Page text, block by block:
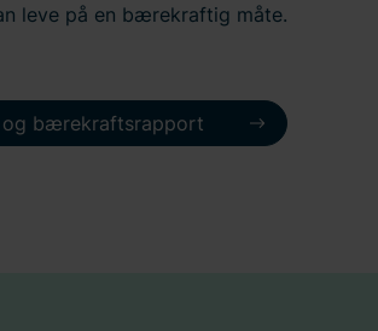
leve på en bærekraftig måte.
og bærekraftsrapport